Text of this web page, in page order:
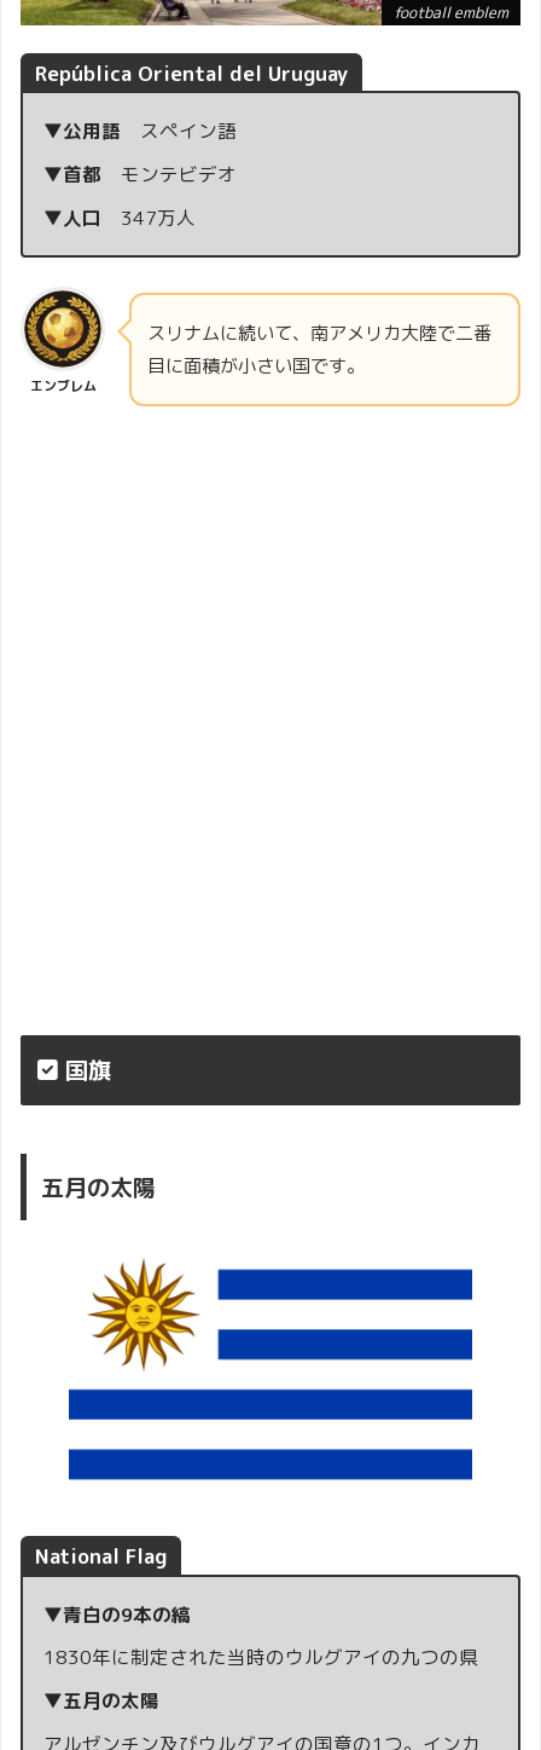
football emblem
República Oriental del Uruguay
▼公用語 スペイン語
▼首都 モンテビデオ
▼人口 347万人
エンブレム
スリナムに続いて、南アメリカ大陸で二番
目に面積が小さい国です。
国旗
五月の太陽
National Flag
▼青白の9本の縞
1830年に制定された当時のウルグアイの九つの県
▼五月の太陽
アルゼンチン及びウルグアイの国章の1つ。インカ